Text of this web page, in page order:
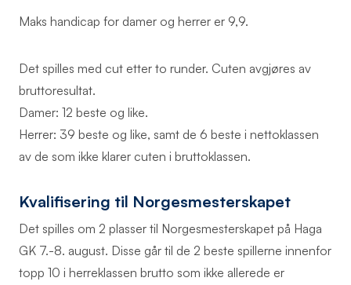
Maks handicap for damer og herrer er 9,9.
Det spilles med cut etter to runder. Cuten avgjøres av
bruttoresultat.
Damer: 12 beste og like.
Herrer: 39 beste og like, samt de 6 beste i nettoklassen
av de som ikke klarer cuten i bruttoklassen.
Kvalifisering til Norgesmesterskapet
Det spilles om 2 plasser til Norgesmesterskapet på Haga
GK 7.-8. august. Disse går til de 2 beste spillerne innenfor
topp 10 i herreklassen brutto som ikke allerede er